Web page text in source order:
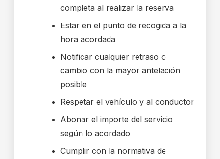
completa al realizar la reserva
Estar en el punto de recogida a la
hora acordada
Notificar cualquier retraso o
cambio con la mayor antelación
posible
Respetar el vehículo y al conductor
Abonar el importe del servicio
según lo acordado
Cumplir con la normativa de